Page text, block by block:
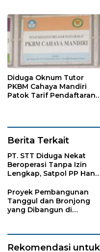
Diduga Oknum Tutor
PKBM Cahaya Mandiri
Patok Tarif Pendaftaran
Berita Terkait
PT. STT Diduga Nekat
Beroperasi Tanpa Izin
Lengkap, Satpol PP
Proyek Pembangunan
Tanggul dan Bronjong
yang Dibangun di
Rekomendasi